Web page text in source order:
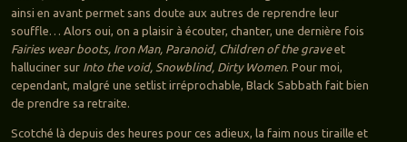
ainsi en avant permet sans doute aux autres de reprendre leur
souffle… Alors oui, on a plaisir à écouter, chanter, une dernière fois
Fairies wear boots, Iron Man, Paranoid, Children of the graveet
halluciner sur Into the void, Snowblind, Dirty Women. Pour moi,
cependant, malgré une setlist irréprochable, Black Sabbath fait bien
de prendre sa retraite.
Scotché là depuis des heures pour ces adieux, la faim nous tiraille et